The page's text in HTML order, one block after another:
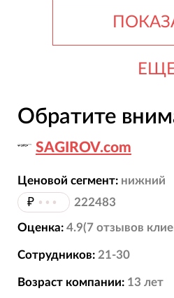
Обратите
SAGIROV.com
Ценовой сегмент: нижний
₽ ••• 222483
Оценка: 4.9(7 отзывов
Сотрудников: 21-30
Возраст компании: 13 лет